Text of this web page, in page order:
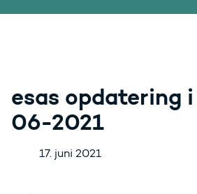
esas opdatering
06-2021
17. juni 2021